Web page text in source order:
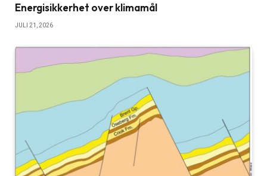
Energisikkerhet over klimamål
JULI 21, 2026